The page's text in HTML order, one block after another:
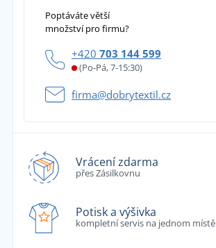
Poptáváte větší
množství pro firmu?
+420 703 144 599
(Po-Pá, 7-15:30)
firma@dobrytextil.cz
Vrácení zdarma
přes Zásilkovnu
Potisk a výšivka
kompletní servis na jednom místě